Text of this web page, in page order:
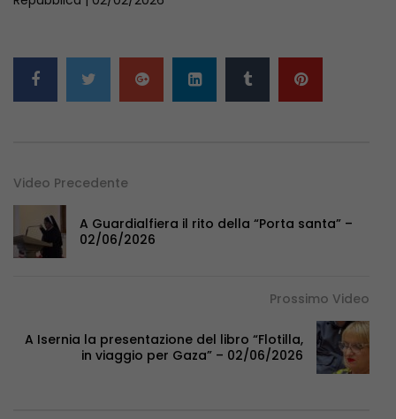
Video Precedente
A Guardialfiera il rito della “Porta santa” –
02/06/2026
Prossimo Video
A Isernia la presentazione del libro “Flotilla,
in viaggio per Gaza” – 02/06/2026